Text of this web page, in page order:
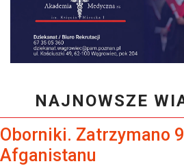
NAJNOWSZE
Oborniki. Zatrzymano
Afganistanu